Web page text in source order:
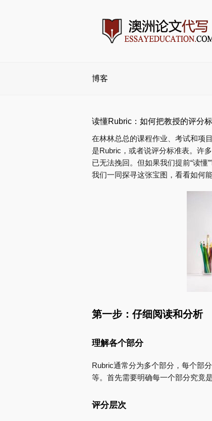
博客
读懂Rubric：如何把教授的评分
在林林总总的课程作业、考试和项
是Rubric，或者说评分标准表。许
已无法挽回。但如果我们提前“读懂
我们一同探寻这张宝图，看看如何
第一步：仔细阅读和分析
理解各个部分
Rubric通常分为多个部分，每个部
等。首先需要明确每一个部分究竟
评分层次